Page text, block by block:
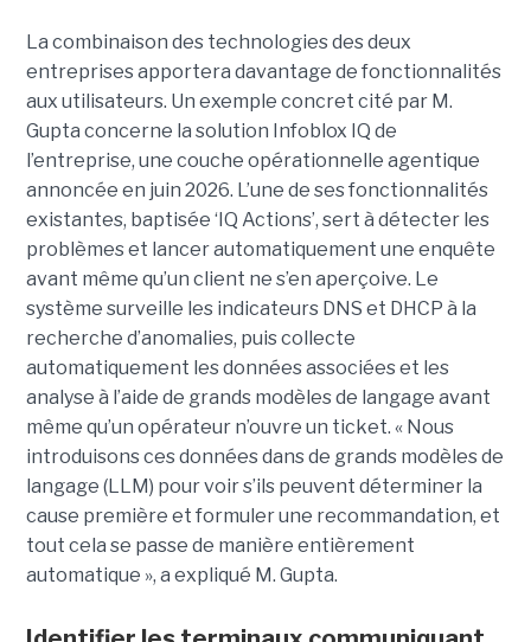
La combinaison des technologies des deux
entreprises apportera davantage de fonctionnalités
aux utilisateurs. Un exemple concret cité par M.
Gupta concerne la solution Infoblox IQ de
l’entreprise, une couche opérationnelle agentique
annoncée en juin 2026. L’une de ses fonctionnalités
existantes, baptisée ‘IQ Actions’, sert à détecter les
problèmes et lancer automatiquement une enquête
avant même qu’un client ne s’en aperçoive. Le
système surveille les indicateurs DNS et DHCP à la
recherche d’anomalies, puis collecte
automatiquement les données associées et les
analyse à l’aide de grands modèles de langage avant
même qu’un opérateur n’ouvre un ticket. « Nous
introduisons ces données dans de grands modèles de
langage (LLM) pour voir s’ils peuvent déterminer la
cause première et formuler une recommandation, et
tout cela se passe de manière entièrement
automatique », a expliqué M. Gupta.